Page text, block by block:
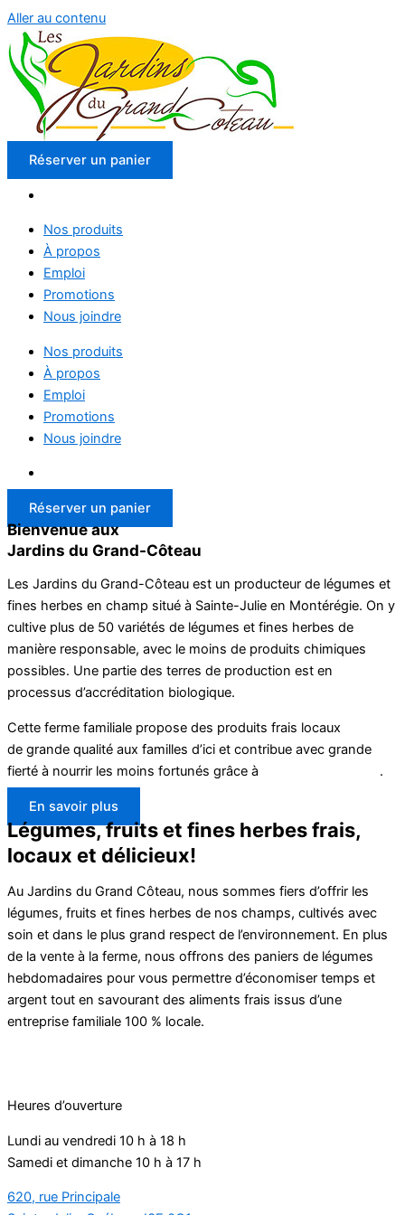
Aller au contenu
Réserver un panier
Nos produits
À propos
Emploi
Promotions
Nous joindre
Nos produits
À propos
Emploi
Promotions
Nous joindre
Réserver un panier
Bienvenue aux
Jardins du Grand-Côteau
Les Jardins du Grand-Côteau est un producteur de légumes et
fines herbes en champ situé à Sainte-Julie en Montérégie. On y
cultive plus de 50 variétés de légumes et fines herbes de
manière responsable, avec le moins de produits chimiques
possibles. Une partie des terres de production est en
processus d’accréditation biologique.
Cette ferme familiale propose des produits frais locaux
de grande qualité aux familles d’ici et contribue avec grande
fierté à nourrir les moins fortunés grâce à
.
En savoir plus
Légumes, fruits et fines herbes frais,
locaux et délicieux!
Au Jardins du Grand Côteau, nous sommes fiers d’offrir les
légumes, fruits et fines herbes de nos champs, cultivés avec
soin et dans le plus grand respect de l’environnement. En plus
de la vente à la ferme, nous offrons des paniers de légumes
hebdomadaires pour vous permettre d’économiser temps et
argent tout en savourant des aliments frais issus d’une
entreprise familiale 100 % locale.
Heures d’ouverture
Lundi au vendredi 10 h à 18 h
Samedi et dimanche 10 h à 17 h
620, rue Principale